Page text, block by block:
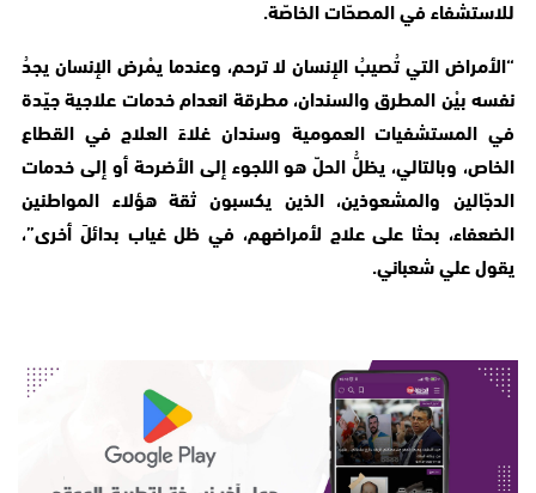
للاستشفاء في المصحّات الخاصّة.
“الأمراض التي تُصيبُ الإنسان لا ترحم، وعندما يمْرض الإنسان يجدُ
نفسه بيْن المطرق والسندان، مطرقة انعدام خدمات علاجية جيّدة
في المستشفيات العمومية وسندان غلاءَ العلاج في القطاع
الخاص، وبالتالي، يظلُّ الحلّ هو اللجوء إلى الأضرحة أو إلى خدمات
الدجّالين والمشعوذين، الذين يكسبون ثقة هؤلاء المواطنين
الضعفاء، بحثا على علاج لأمراضهم، في ظل غياب بدائلَ أخرى”،
يقول علي شعباني.